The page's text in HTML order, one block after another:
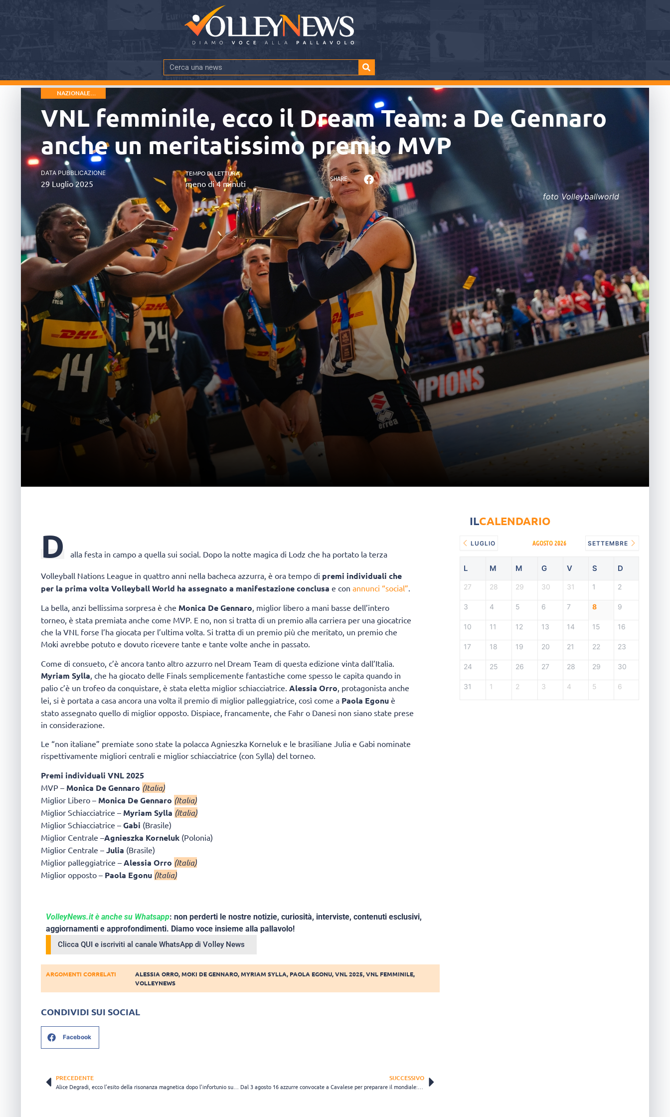
NAZIONALE
VNL femminile, ecco il Dream Team: a De Gennaro
anche un meritatissimo premio MVP
DATA PUBBLICAZIONE
29 Luglio 2025
TEMPO DI LETTURA
meno di 4 minuti SHARE
foto Volleyballworld
D alla festa in campo a quella sui social. Dopo la notte magica di Lodz che ha portato la terza
Volleyball Nations League in quattro anni nella bacheca azzurra, è ora tempo di premi individuali che
per la prima volta Volleyball World ha assegnato a manifestazione conclusa e con annunci “social”
La bella, anzi bellissima sorpresa è che Monica De Gennaro, miglior libero a mani basse dell’intero
torneo, è stata premiata anche come MVP. E no, non si tratta di un premio alla carriera per una giocatrice
che la VNL forse l’ha giocata per l’ultima volta. Si tratta di un premio più che meritato, un premio che
Moki avrebbe potuto e dovuto ricevere tante e tante volte anche in passato.
Come di consueto, c’è ancora tanto altro azzurro nel Dream Team di questa edizione vinta dall’Italia.
Myriam Sylla , che ha giocato delle Finals semplicemente fantastiche come spesso le capita quando in
palio c’è un trofeo da conquistare, è stata eletta miglior schiacciatrice. Alessia Orro , protagonista anche
lei, si è portata a casa ancora una volta il premio di miglior palleggiatrice, così come a Paola Egonu è
stato assegnato quello di miglior opposto. Dispiace, francamente, che Fahr o Danesi non siano state prese
in considerazione.
Le “non italiane” premiate sono state la polacca Agnieszka Korneluk e le brasiliane Julia e Gabi nominate
rispettivamente migliori centrali e miglior schiacciatrice (con Sylla) del torneo.
Premi individuali VNL 2025
MVP – Monica De Gennaro (Italia)
Miglior Libero – Monica De Gennaro (Italia)
Miglior Schiacciatrice – Myriam Sylla (Italia)
Miglior Schiacciatrice – Gabi (Brasile)
Miglior Centrale –Agnieszka Korneluk (Polonia)
Miglior Centrale – Julia (Brasile)
Miglior palleggiatrice – Alessia Orro (Italia)
Miglior opposto – Paola Egonu (Italia)
VolleyNews.it è anche su Whatsapp: non perderti le nostre notizie, curiosità, interviste, contenuti esclusivi,
aggiornamenti e approfondimenti. Diamo voce insieme alla pallavolo!
Clicca QUI e iscriviti al canale WhatsApp di Volley News
ARGOMENTI CORRELATI ALESSIA ORRO,MOKI DE GENNARO,MYRIAM SYLLA, PAOLA EGONU,VNL 2025,VNL FEMMINILE,
VOLLEYNEWS
CONDIVIDI SUI SOCIAL
Facebook
PRECEDENTE SUCCESSIVO
ILCALENDARIO
LUGLIO AGOSTO 2026 SETTEMBRE
L M M G V S D
27 28 29 30 31 1 2
3 4 5 6 7 8 9
10 11 12 13 14 15 16
17 18 19 20 21 22 23
24 25 26 27 28 29 30
31 1 2 3 4 5 6